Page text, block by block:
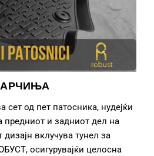
сет од пет патосника, нудејќи
предниот и задниот дел на
вклучува тунел за
осигурувајќи целосна